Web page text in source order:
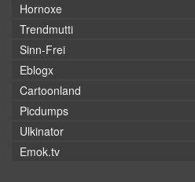
Hornoxe
Trendmutti
Sinn-Frei
Eblogx
Cartoonland
Picdumps
Ulkinator
Emok.tv